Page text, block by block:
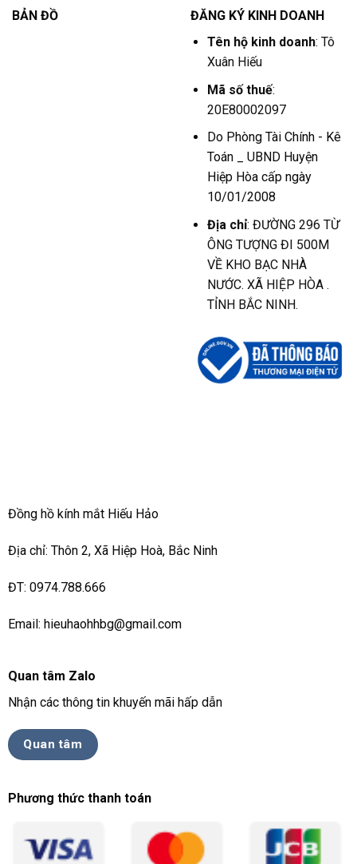
BẢN ĐỒ
ĐĂNG KÝ KINH DOANH
Tên hộ kinh doanh: Tô
Xuân Hiếu
Mã số thuế:
20E80002097
Do Phòng Tài Chính - Kê
Toán _ UBND Huyện
Hiệp Hòa cấp ngày
10/01/2008
Địa chỉ: ĐƯỜNG 296 TỪ
ÔNG TƯỢNG ĐI 500M
VỀ KHO BẠC NHÀ
NƯỚC. XÃ HIỆP HÒA .
TỈNH BẮC NINH.
Đồng hồ kính mắt Hiếu Hảo
Địa chỉ: Thôn 2, Xã Hiệp Hoà, Bắc Ninh
ĐT: 0974.788.666
Email: hieuhaohhbg@gmail.com
Quan tâm Zalo
Nhận các thông tin khuyến mãi hấp dẫn
Quan tâm
Phương thức thanh toán